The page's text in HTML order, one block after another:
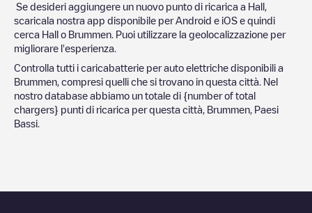
Se desideri aggiungere un nuovo punto di ricarica a Hall
scaricala nostra app disponibile per Android e iOS e quindi
cerca Hall o Brummen . Puoi utilizzare la geolocalizzazione per
migliorare l'esperienza.
Controlla tutti i caricabatterie per auto elettriche disponibili a
Brummen , compresi quelli che si trovano in questa città. Nel
nostro database abbiamo un totale di {number of total
chargers} punti di ricarica per questa città, Brummen Paesi
Bassi